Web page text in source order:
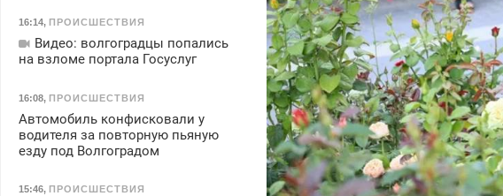
16:14, ПРОИСШЕСТВИЯ
Видео: волгоградцы попались
на взломе портала Госуслуг
16:08, ПРОИСШЕСТВИЯ
Автомобиль конфисковали у
водителя за повторную пьяную
езду под Волгоградом
15:46, ПРОИСШЕСТВИЯ